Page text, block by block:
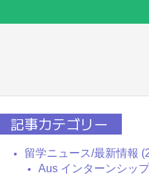
記事カテゴリー
留学ニュース/最新情報
Aus インターンシッ